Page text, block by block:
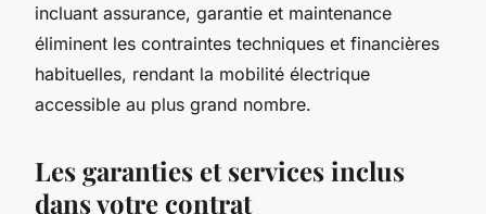
incluant assurance, garantie et maintenance
éliminent les contraintes techniques et financières
habituelles, rendant la mobilité électrique
accessible au plus grand nombre.
Les garanties et services inclus
dans votre contrat